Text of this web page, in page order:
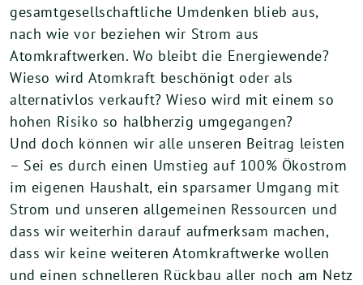
gesamtgesellschaftliche Umdenken blieb aus,
nach wie vor beziehen wir Strom aus
Atomkraftwerken. Wo bleibt die Energiewende?
Wieso wird Atomkraft beschönigt oder als
alternativlos verkauft? Wieso wird mit einem so
hohen Risiko so halbherzig umgegangen?
Und doch können wir alle unseren Beitrag leisten
– Sei es durch einen Umstieg auf 100% Ökostrom
im eigenen Haushalt, ein sparsamer Umgang mit
Strom und unseren allgemeinen Ressourcen und
dass wir weiterhin darauf aufmerksam machen,
dass wir keine weiteren Atomkraftwerke wollen
und einen schnelleren Rückbau aller noch am Netz